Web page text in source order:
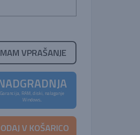
VPRAŠANJE
Garancija, RAM, diski, nalaganje
Windows...
V KOŠARICO